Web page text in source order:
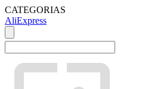
CATEGORIAS
AliExpress